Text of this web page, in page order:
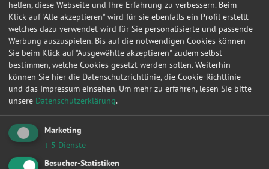
12.03.2020 17:38:40 Ford Mondeo Turnier
25.02.2020 20:48:58 Audi A8
06.02.2020 16:35:54 3008
30.01.2020 18:41:15 MINI MINI
27.12.2019 22:36:09 Audi
30.11.2019 11:11:38
29.11.2019 12:26:26
27.11.2019 12:01:17 Volkswagen
helfen, diese Webseite und Ihre Erfahrung zu verbessern. Beim
Klick auf "Alle akzeptieren" wird für sie ebenfalls ein Profil erstellt
welches dazu verwendet wird für Sie personalisierte und passende
Werbung auszuspielen. Bis auf die notwendigen Cookies können
Sie beim Klick auf "Ausgewählte akzeptieren" zudem selbst
bestimmen, welche Cookies gesetzt werden sollen. Weiterhin
können Sie hier die Datenschutzrichtlinie, die Cookie-Richtlinie
und das Impressum einsehen. Um mehr zu erfahren, lesen Sie bitte
unsere Datenschutzerklärung.
Marketing
↓ 5 Dienste
Besucher-Statistiken